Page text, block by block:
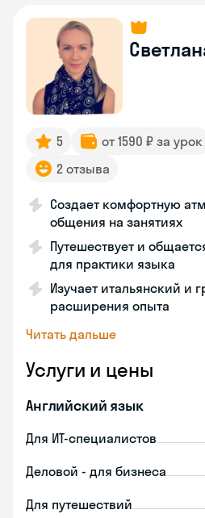
5 от 1590 ₽ за урок
2 отзыва
Создает комфортную
общения на занятиях
Путешествует и
для практики языка
Изучает итальянский и
расширения опыта
Читать дальше
Услуги и цены
Английский язык
Для ИТ-специалистов
Деловой - для бизнеса
Для путешествий